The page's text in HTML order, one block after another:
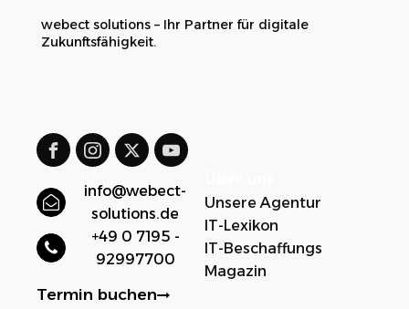
webect solutions – Ihr Partner für digitale
Zukunftsfähigkeit.
info@webect-
solutions.de
+49 0 7195 -
92997700
Unsere Agentur
IT-Lexikon
IT-Beschaffungs
Magazin
Termin buchen